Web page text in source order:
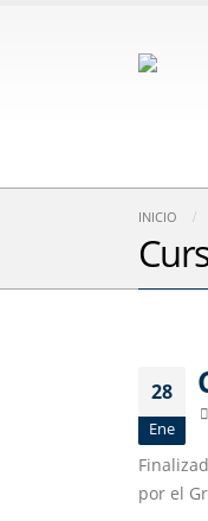
INICIO
28
Ene
por el